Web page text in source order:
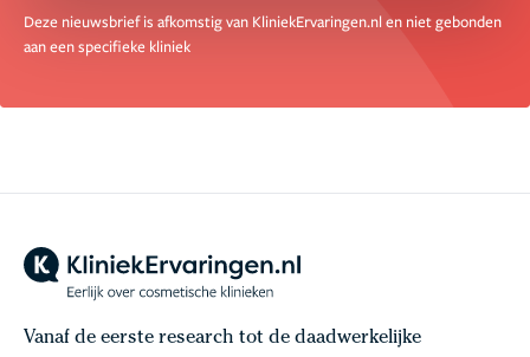
Deze nieuwsbrief is afkomstig van KliniekErvaringen.nl en niet gebonden
aan een specifieke kliniek
Vanaf de eerste research tot de daadwerkelijke